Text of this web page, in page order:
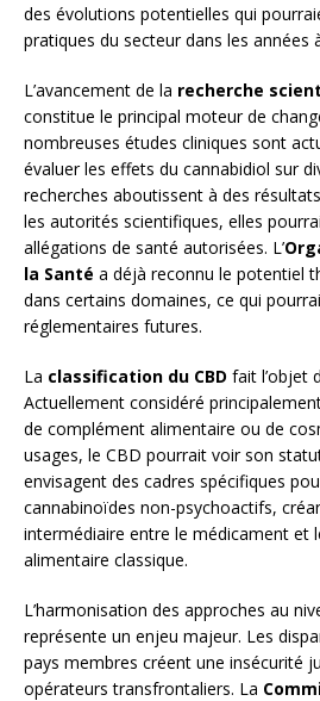
des évolutions potentielles qui
pratiques du secteur dans les années
L’avancement de la recherche
constitue le principal moteur de
nombreuses études cliniques sont
évaluer les effets du cannabidiol sur
recherches aboutissent à des
les autorités scientifiques, elles
allégations de santé autorisées. L’
la Santé a déjà reconnu le potentiel
dans certains domaines, ce qui
réglementaires futures.
La classification du CBD fait l’objet
Actuellement considéré
de complément alimentaire ou de
usages, le CBD pourrait voir son
envisagent des cadres spécifiques
cannabinoïdes non-psychoactifs,
intermédiaire entre le médicament et
alimentaire classique.
L’harmonisation des approches au
représente un enjeu majeur. Les
pays membres créent une insécurité
opérateurs transfrontaliers. La